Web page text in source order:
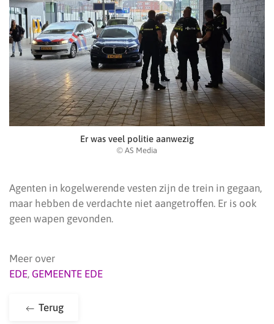
Er was veel politie aanwezig
© AS Media
Agenten in kogelwerende vesten zijn de trein in gegaan,
maar hebben de verdachte niet aangetroffen. Er is ook
geen wapen gevonden.
Meer over
EDE, GEMEENTE EDE
Terug